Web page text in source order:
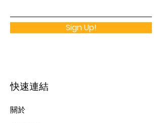
Sign Up!
快速連結
關於